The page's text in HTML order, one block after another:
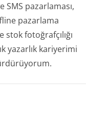
pazarlaması,
pazarlama
fotoğrafçılığı
yazarlık kariyerimi